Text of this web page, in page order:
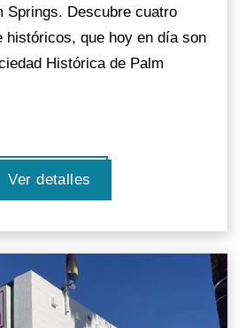
Springs. Descubre cuatro
históricos, que hoy en día son
Histórica de Palm
Ver detalles